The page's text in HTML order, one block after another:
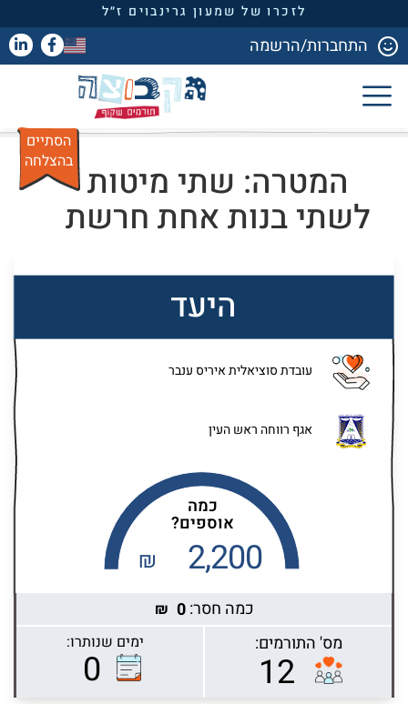
לזכרו של שמעון גרינבוים ז״ל
התחברות/הרשמה
המטרה: שתי מיטות
לשתי בנות אחת חרשת
הסתיים
בהצלחה
היעד
עובדת סוציאלית איריס ענבר
אגף רווחה ראש העין
Highcharts.com
כמה
אוספים?
2,200
כמה חסר:0
₪
מס' התורמים:
12
ימים שנותרו:
0